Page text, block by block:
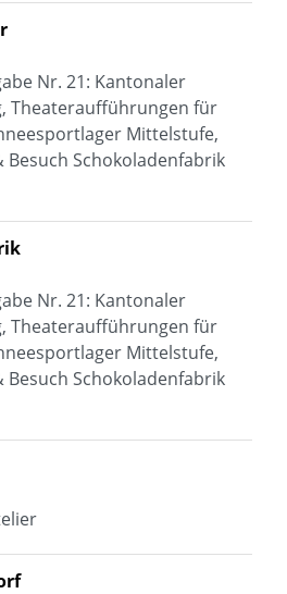
Nr. 21: Kantonaler
Theateraufführungen für
Mittelstufe,
Besuch Schokoladenfabrik
Nr. 21: Kantonaler
Theateraufführungen für
Mittelstufe,
Besuch Schokoladenfabrik